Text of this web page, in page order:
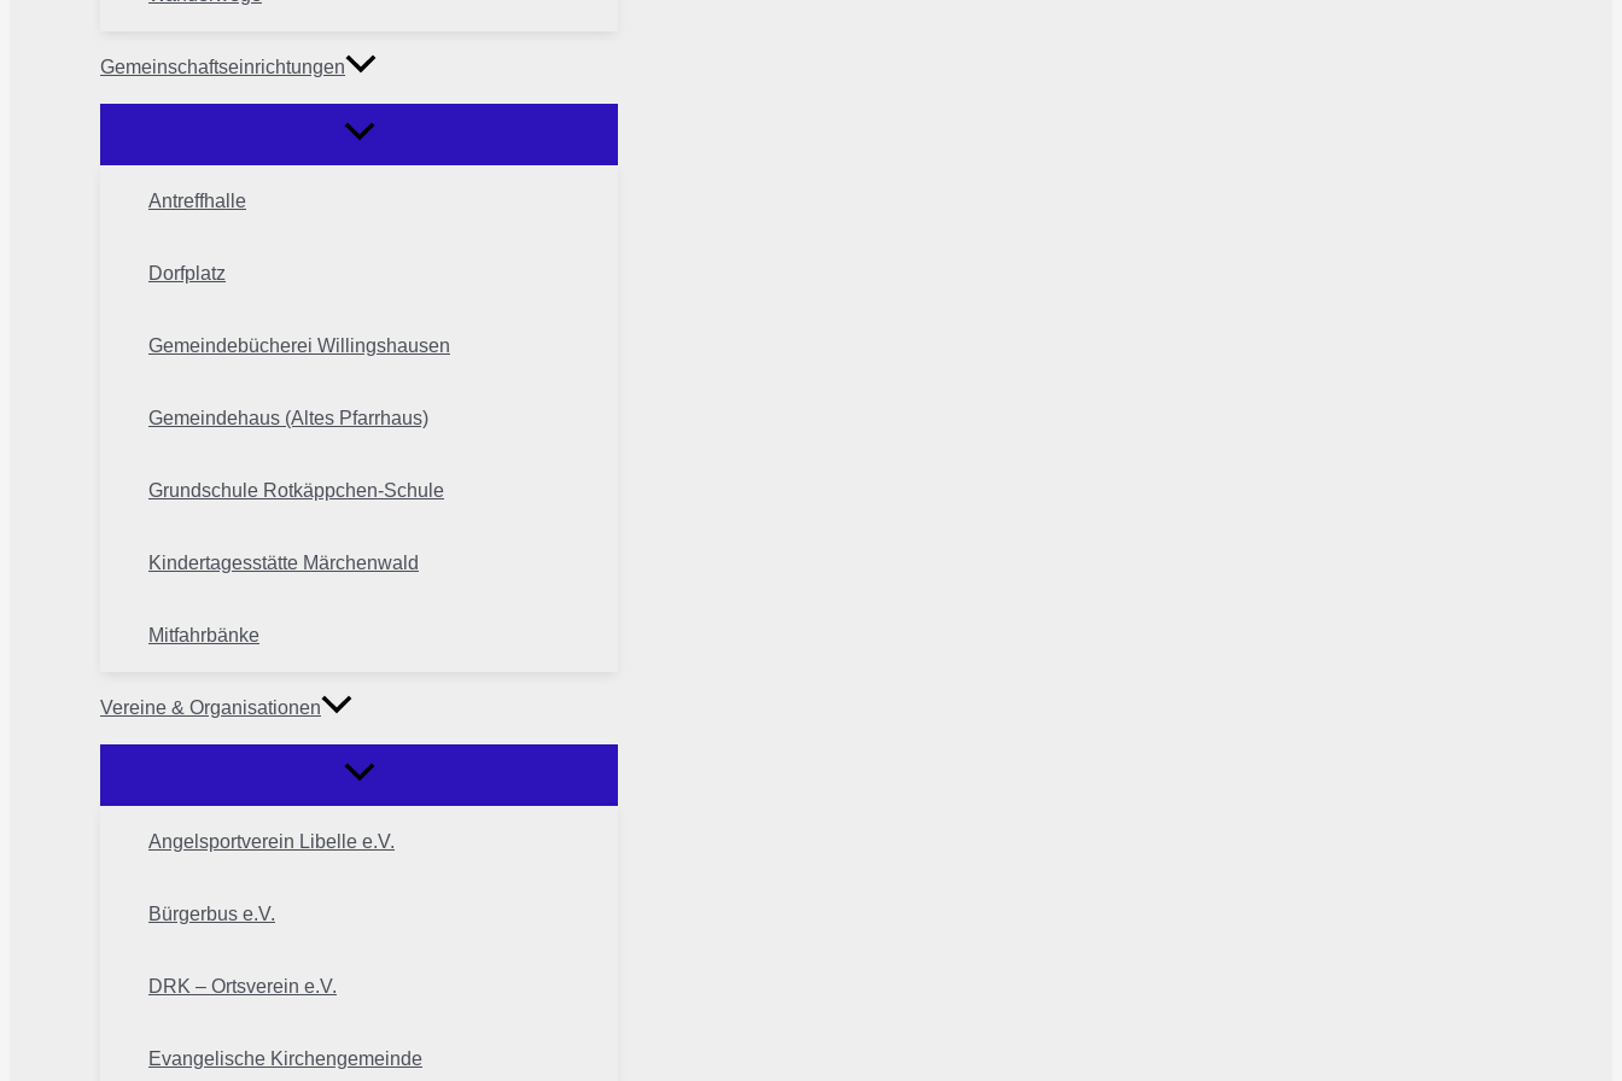
Gemeinschaftseinrichtungen
Antreffhalle
Dorfplatz
Gemeindebücherei Willingshausen
Gemeindehaus (Altes Pfarrhaus)
Grundschule Rotkäppchen-Schule
Kindertagesstätte Märchenwald
Mitfahrbänke
Vereine & Organisationen
Angelsportverein Libelle e.V.
Bürgerbus e.V.
DRK – Ortsverein e.V.
Evangelische Kirchengemeinde